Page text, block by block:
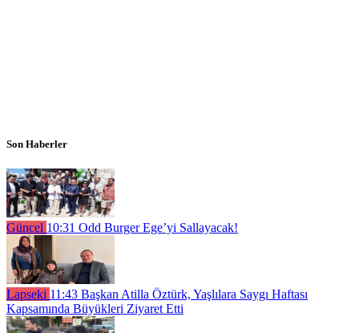
Son Haberler
Güncel 10:31 Odd Burger Ege’yi Sallayacak!
Lapseki 11:43 Başkan Atilla Öztürk, Yaşlılara Saygı Haftası
Kapsamında Büyükleri Ziyaret Etti